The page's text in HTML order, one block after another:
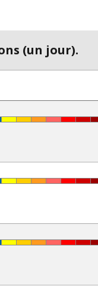
(un jour).